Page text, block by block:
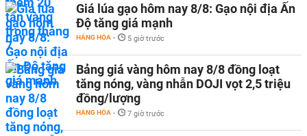
Giá lúa gạo hôm nay 8/8: Gạo nội địa Ấn
Độ tăng giá mạnh
HÀNG HÓA - 5 giờ trước
Bảng giá vàng hôm nay 8/8 đồng loạt
tăng nóng, vàng nhẫn DOJI vọt 2,5 triệu
đồng/lượng
HÀNG HÓA - 7 giờ trước